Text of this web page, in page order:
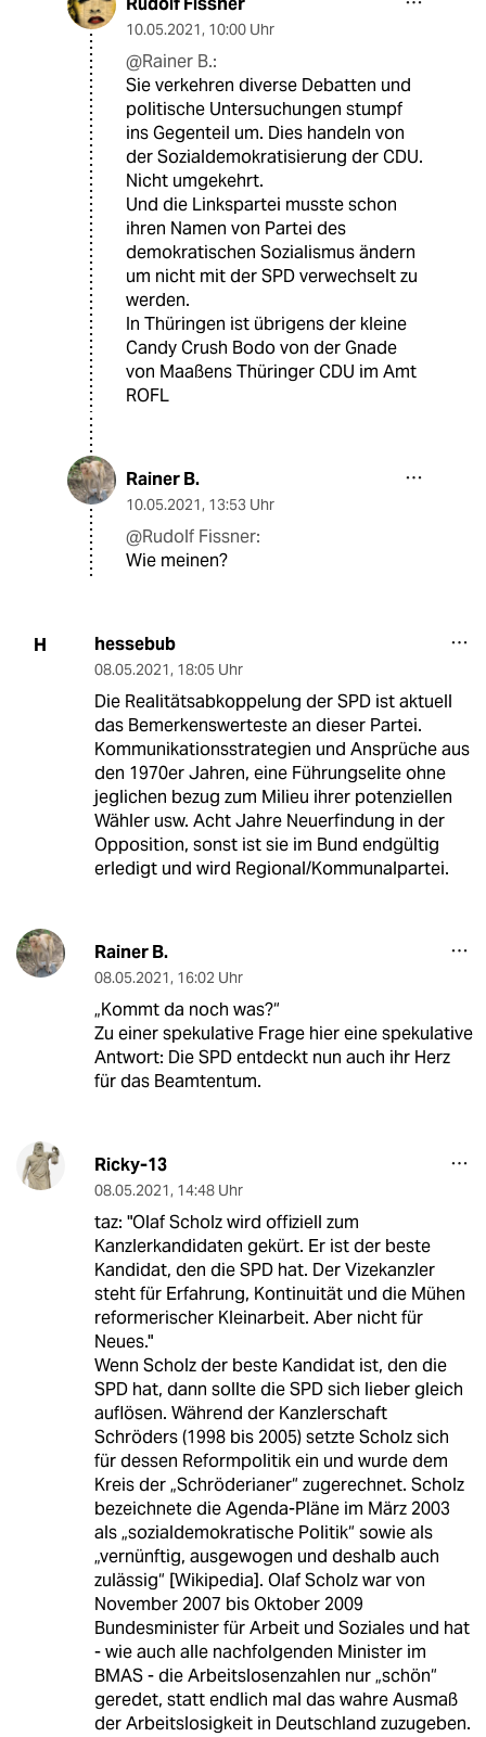
10.05.2021, 10:00 Uhr
@Rainer B.:
Sie verkehren diverse Debatten und
politische Untersuchungen stumpf
ins Gegenteil um. Dies handeln von
der Sozialdemokratisierung der CDU.
Nicht umgekehrt.
Und die Linkspartei musste schon
ihren Namen von Partei des
demokratischen Sozialismus ändern
um nicht mit der SPD verwechselt zu
werden.
In Thüringen ist übrigens der kleine
Candy Crush Bodo von der Gnade
von Maaßens Thüringer CDU im Amt
ROFL
Rainer B.
10.05.2021, 13:53 Uhr
@Rudolf Fissner:
Wie meinen?
H hessebub
08.05.2021, 18:05 Uhr
Die Realitätsabkoppelung der SPD ist aktuell
das Bemerkenswerteste an dieser Partei.
Kommunikationsstrategien und Ansprüche aus
den 1970er Jahren, eine Führungselite ohne
jeglichen bezug zum Milieu ihrer potenziellen
Wähler usw. Acht Jahre Neuerfindung in der
Opposition, sonst ist sie im Bund endgültig
erledigt und wird Regional/Kommunalpartei.
Rainer B.
08.05.2021, 16:02 Uhr
„Kommt da noch was?“
Zu einer spekulative Frage hier eine spekulative
Antwort: Die SPD entdeckt nun auch ihr Herz
für das Beamtentum.
Ricky-13
08.05.2021, 14:48 Uhr
taz: "Olaf Scholz wird offiziell zum
Kanzlerkandidaten gekürt. Er ist der beste
Kandidat, den die SPD hat. Der Vizekanzler
steht für Erfahrung, Kontinuität und die Mühen
reformerischer Kleinarbeit. Aber nicht für
Neues."
Wenn Scholz der beste Kandidat ist, den die
SPD hat, dann sollte die SPD sich lieber gleich
auflösen. Während der Kanzlerschaft
Schröders (1998 bis 2005) setzte Scholz sich
für dessen Reformpolitik ein und wurde dem
Kreis der „Schröderianer“ zugerechnet. Scholz
bezeichnete die Agenda-Pläne im März 2003
als „sozialdemokratische Politik“ sowie als
„vernünftig, ausgewogen und deshalb auch
zulässig“ [Wikipedia]. Olaf Scholz war von
November 2007 bis Oktober 2009
Bundesminister für Arbeit und Soziales und hat
- wie auch alle nachfolgenden Minister im
BMAS - die Arbeitslosenzahlen nur „schön“
geredet, statt endlich mal das wahre Ausmaß
der Arbeitslosigkeit in Deutschland zuzugeben.